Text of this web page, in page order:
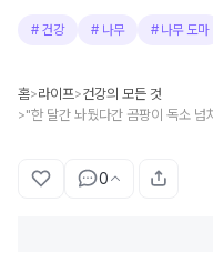
# 건강 # 나무 # 나무 도마
홈>라이프>건강의 모든 것
>
0